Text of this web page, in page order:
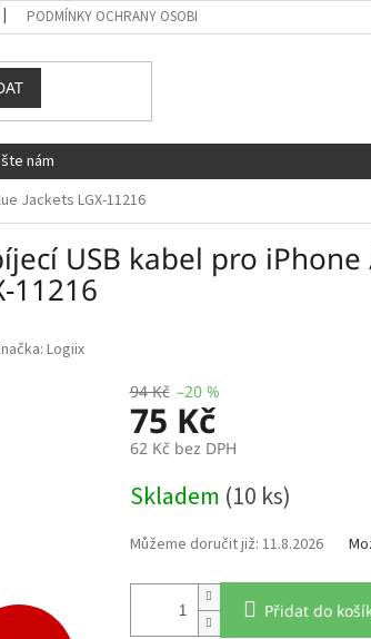
PODMÍNKY OCHRANY OSOBNÍCH ÚDAJŮ
nám
Jackets LGX-11216
USB kabel pro iPhone
11216
Logiix
94 Kč –20 %
75 Kč
62 Kč bez DPH
cena:
Skladem (10 ks)
11.8.2026
Přidat do